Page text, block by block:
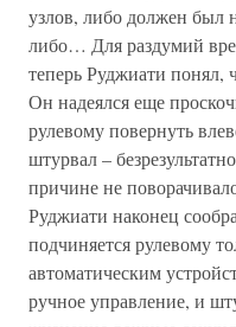
узлов, либо должен был
либо… Для раздумий
теперь Руджиати понял,
Он надеялся еще
рулевому повернуть
штурвал –
причине не
Руджиати наконец
подчиняется рулевому
автоматическим
ручное управление, и